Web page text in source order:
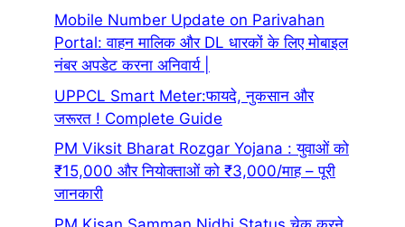
Mobile Number Update on Parivahan
Portal: वाहन मालिक और DL धारकों के लिए मोबाइल
नंबर अपडेट करना अनिवार्य |
UPPCL Smart Meter:फायदे, नुकसान और
जरूरत ! Complete Guide
PM Viksit Bharat Rozgar Yojana : युवाओं को
₹15,000 और नियोक्ताओं को ₹3,000/माह – पूरी
जानकारी